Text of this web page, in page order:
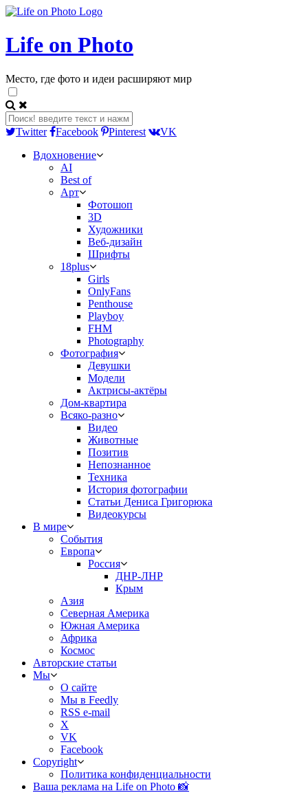
Life on Photo
Место, где фото и идеи расширяют мир
Twitter Facebook Pinterest
VK
Вдохновение
AI
Best of
Арт
Фотошоп
3D
Художники
Веб-дизайн
Шрифты
18plus
Girls
OnlyFans
Penthouse
Playboy
FHM
Photography
Фотография
Девушки
Модели
Актрисы-актёры
Дом-квартира
Всяко-разно
Видео
Животные
Позитив
Непознанное
Техника
История фотографии
Статьи Дениса Григорюка
Видеокурсы
В мире
События
Европа
Россия
ДНР-ЛНР
Крым
Азия
Северная Америка
Южная Америка
Африка
Космос
Авторские статьи
Мы
О сайте
Мы в Feedly
RSS e-mail
X
VK
Facebook
Copyright
Политика конфиденциальности
Ваша реклама на Life on Photo 📸